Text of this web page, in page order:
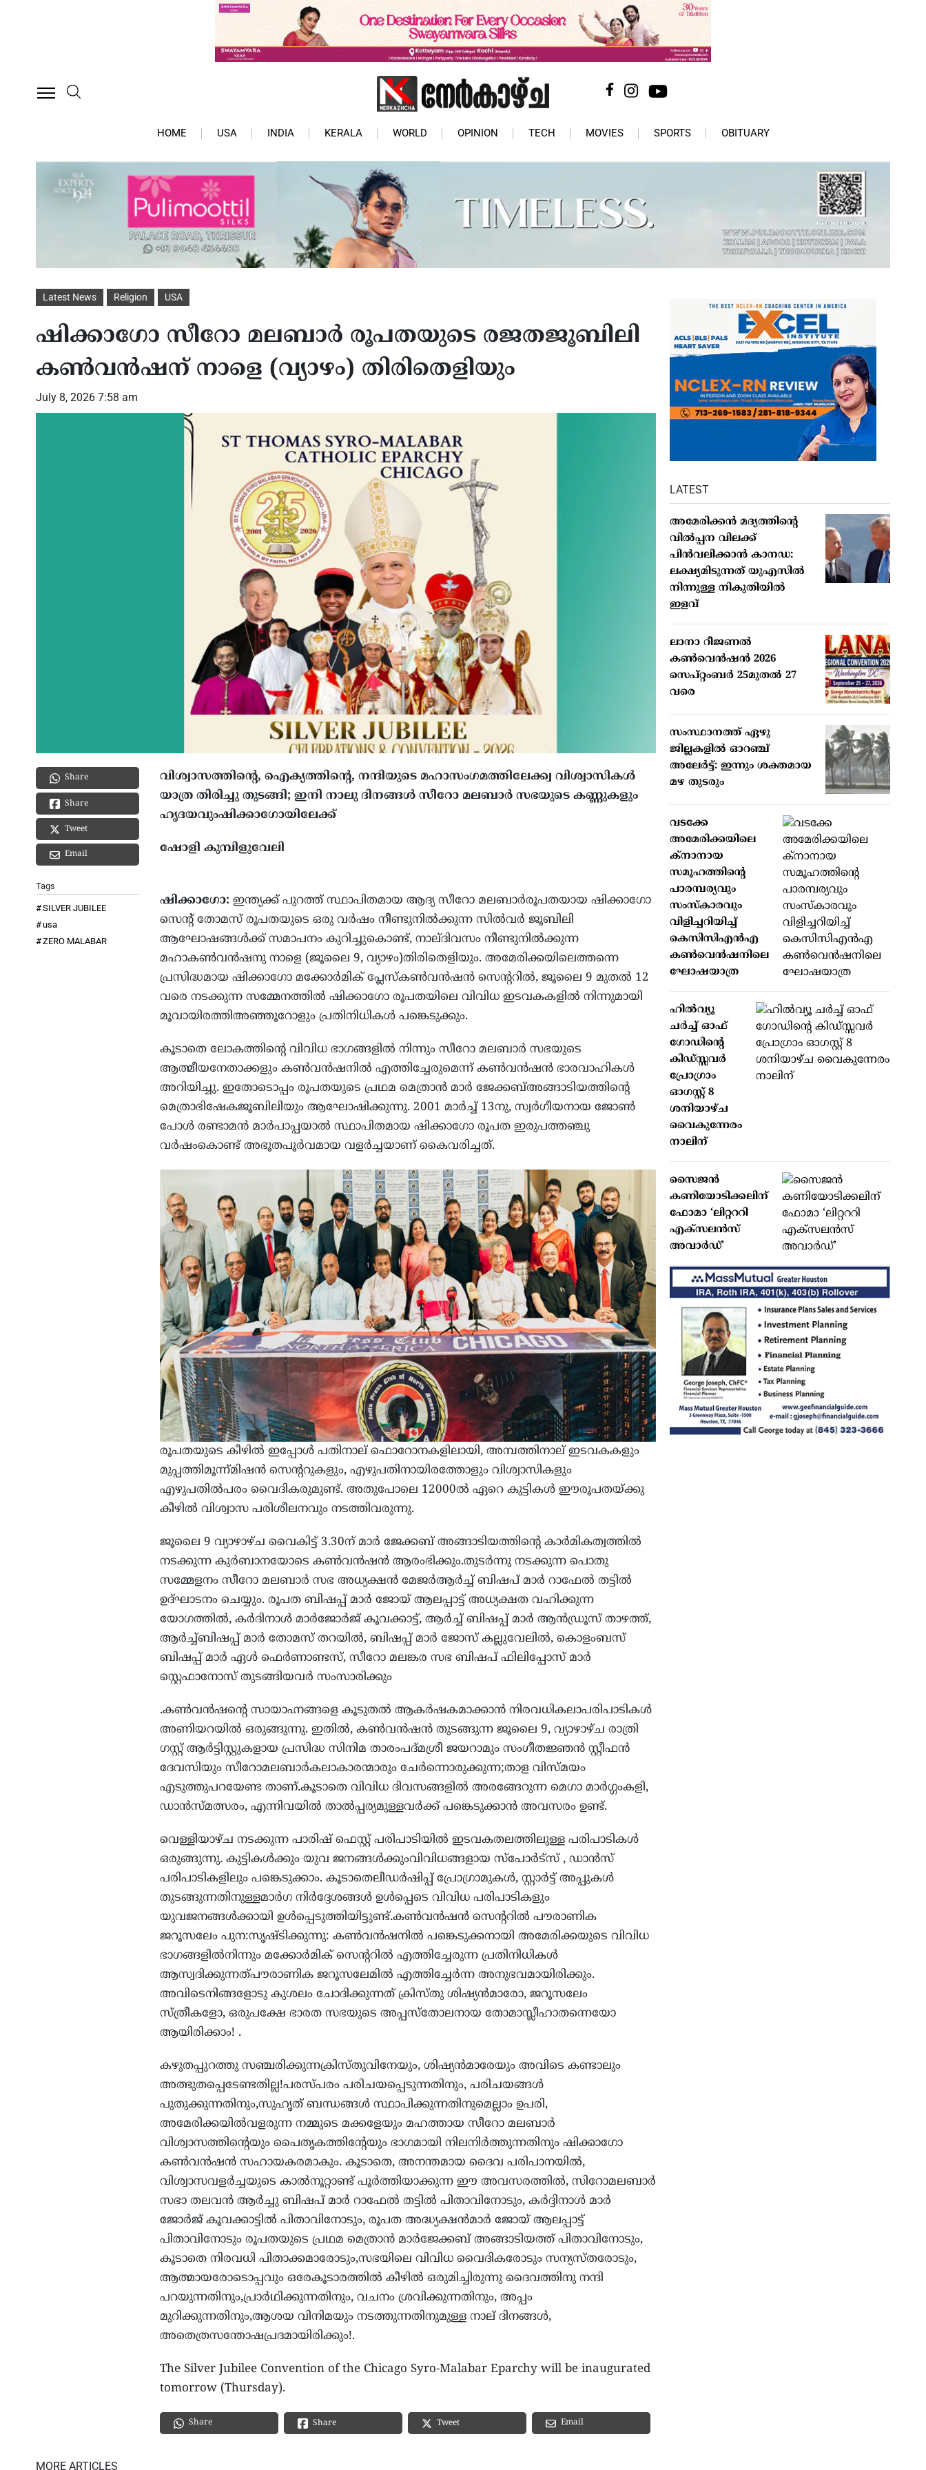
HOME USA INDIA KERALA WORLD OPINION TECH MOVIES SPORTS OBITUARY
Latest News Religion USA
ഷിക്കാഗോ സീറോ മലബാര്‍ രൂപതയുടെ രജതജൂബിലി
കണ്‍വന്‍ഷന് നാളെ (വ്യാഴം) തിരിതെളിയും
July 8, 2026 7:58 am
Share
Share
Tweet
Email
Tags
SILVER JUBILEE
usa
ZERO MALABAR
വിശ്വാസത്തിന്റെ, ഐക്യത്തിന്റെ, നന്ദിയുടെ മഹാസംഗമത്തിലേക്ക്വ വിശ്വാസികള്‍
യാത്ര തിരിച്ചു തുടങ്ങി; ഇനി നാലു ദിനങ്ങള്‍ സീറോ മലബാര്‍ സഭയുടെ കണ്ണുകളും
ഹൃദയവുംഷിക്കാഗോയിലേക്ക്
ഷോളി കുമ്പിളുവേലി
ഷിക്കാഗോ: ഇന്ത്യക്ക് പുറത്ത് സ്ഥാപിതമായ ആദ്യ സീറോ മലബാര്‍രൂപതയായ ഷിക്കാഗോ
സെന്റ് തോമസ് രൂപതയുടെ ഒരു വര്‍ഷം നീണ്ടുനില്‍ക്കുന്ന സില്‍വര്‍ ജൂബിലി
ആഘോഷങ്ങള്‍ക്ക് സമാപനം കുറിച്ചുകൊണ്ട്, നാല്ദിവസം നീണ്ടുനില്‍ക്കുന്ന
മഹാകണ്‍വന്‍ഷനു നാളെ (ജൂലൈ 9, വ്യാഴം)തിരിതെളിയും. അമേരിക്കയിലെത്തന്നെ
പ്രസിദ്ധമായ ഷിക്കാഗോ മക്കോര്‍മിക് പ്ലേസ്‌കണ്‍വന്‍ഷന്‍ സെന്ററില്‍, ജൂലൈ 9 മുതല്‍ 12
വരെ നടക്കുന്ന സമ്മേനത്തില്‍ ഷിക്കാഗോ രൂപതയിലെ വിവിധ ഇടവകകളില്‍ നിന്നുമായി
മൂവായിരത്തിഅഞ്ഞൂറോളും പ്രതിനിധികള്‍ പങ്കെടുക്കും.
കൂടാതെ ലോകത്തിന്റെ വിവിധ ഭാഗങ്ങളില്‍ നിന്നും സീറോ മലബാര്‍ സഭയുടെ
ആത്മീയനേതാക്കളും കണ്‍വന്‍ഷനില്‍ എത്തിച്ചേരുമെന്ന് കണ്‍വന്‍ഷന്‍ ഭാരവാഹികള്‍
അറിയിച്ചു. ഇതോടൊപ്പം രൂപതയുടെ പ്രഥമ മെത്രാന്‍ മാര്‍ ജേക്കബ്അങ്ങാടിയത്തിന്റെ
മെത്രാഭിഷേകജൂബിലിയും ആഘോഷിക്കുന്നു. 2001 മാര്‍ച്ച് 13നു, സ്വര്‍ഗീയനായ ജോണ്‍
പോള്‍ രണ്ടാമന്‍ മാര്‍പാപ്പയാല്‍ സ്ഥാപിതമായ ഷിക്കാഗോ രൂപത ഇരുപത്തഞ്ചു
വര്‍ഷംകൊണ്ട് അഭൂതപൂര്‍വമായ വളര്‍ച്ചയാണ് കൈവരിച്ചത്.
രൂപതയുടെ കീഴില്‍ ഇപ്പോള്‍ പതിനാല് ഫൊറോനകളിലായി, അമ്പത്തിനാല് ഇടവകകളും
മുപ്പത്തിമൂന്ന്മിഷന്‍ സെന്ററുകളും, എഴുപതിനായിരത്തോളും വിശ്വാസികളും
എഴുപതില്‍പരം വൈദികരുമുണ്ട്. അതുപോലെ 12000ല്‍ ഏറെ കുട്ടികള്‍ ഈരൂപതയ്ക്കു
കീഴില്‍ വിശ്വാസ പരിശീലനവും നടത്തിവരുന്നു.
ജൂലൈ 9 വ്യാഴാഴ്ച വൈകിട്ട് 3.30ന് മാര്‍ ജേക്കബ് അങ്ങാടിയത്തിന്റെ കാര്‍മികത്വത്തില്‍
നടക്കുന്ന കുര്‍ബാനയോടെ കണ്‍വന്‍ഷന്‍ ആരംഭിക്കും.തുടര്‍ന്നു നടക്കുന്ന പൊതു
സമ്മേളനം സീറോ മലബാര്‍ സഭ അധ്യക്ഷന്‍ മേജര്‍ആര്‍ച്ച് ബിഷപ് മാര്‍ റാഫേല്‍ തട്ടില്‍
ഉദ്ഘാടനം ചെയ്യും. രൂപത ബിഷപ്പ് മാര്‍ ജോയ് ആലപ്പാട്ട് അധ്യക്ഷത വഹിക്കുന്ന
യോഗത്തില്‍, കര്‍ദിനാള്‍ മാര്‍ജോര്‍ജ് കൂവക്കാട്ട്, ആര്‍ച്ച് ബിഷപ്പ് മാര്‍ ആന്‍ഡ്രൂസ് താഴത്ത്,
ആര്‍ച്ച്ബിഷപ്പ് മാര്‍ തോമസ് തറയില്‍, ബിഷപ്പ് മാര്‍ ജോസ് കല്ലുവേലില്‍, കൊളംബസ്
ബിഷപ്പ് മാര്‍ ഏള്‍ ഫെര്‍ണാണ്ടസ്, സീറോ മലങ്കര സഭ ബിഷപ് ഫിലിപ്പോസ് മാര്‍
സ്റ്റെഫാനോസ് തുടങ്ങിയവര്‍ സംസാരിക്കും
.കണ്‍വന്‍ഷന്റെ സായാഹ്നങ്ങളെ കൂടുതല്‍ ആകര്‍ഷകമാക്കാന്‍ നിരവധികലാപരിപാടികള്‍
അണിയറയില്‍ ഒരുങ്ങുന്നു. ഇതില്‍, കണ്‍വന്‍ഷന്‍ തുടങ്ങുന്ന ജൂലൈ 9, വ്യാഴാഴ്ച രാത്രി
ഗസ്റ്റ് ആര്‍ട്ടിസ്റ്റുകളായ പ്രസിദ്ധ സിനിമ താരംപദ്മശ്രീ ജയറാമും സംഗീതജ്ഞന്‍ സ്റ്റീഫന്‍
ദേവസിയും സീറോമലബാര്‍കലാകാരന്മാരും ചേര്‍ന്നൊരുക്കുന്ന;താള വിസ്മയം
എടുത്തുപറയേണ്ട താണ്.കൂടാതെ വിവിധ ദിവസങ്ങളില്‍ അരങ്ങേറുന്ന മെഗാ മാര്‍ഗ്ഗംകളി,
ഡാന്‍സ്മത്സരം, എന്നിവയില്‍ താല്‍പ്പര്യമുള്ളവര്‍ക്ക് പങ്കെടുക്കാന്‍ അവസരം ഉണ്ട്.
വെള്ളിയാഴ്ച നടക്കുന്ന പാരിഷ് ഫെസ്റ്റ് പരിപാടിയില്‍ ഇടവകതലത്തിലുള്ള പരിപാടികള്‍
ഒരുങ്ങുന്നു. കുട്ടികള്‍ക്കും യുവ ജനങ്ങള്‍ക്കുംവിവിധങ്ങളായ സ്‌പോര്‍ട്‌സ് , ഡാന്‍സ്
പരിപാടികളിലും പങ്കെടുക്കാം. കൂടാതെലീഡര്‍ഷിപ്പ് പ്രോഗ്രാമുകള്‍, സ്റ്റാര്‍ട്ട് അപ്പുകള്‍
തുടങ്ങുന്നതിനുള്ളമാര്‍ഗ നിര്‍ദ്ദേശങ്ങള്‍ ഉള്‍പ്പെടെ വിവിധ പരിപാടികളും
യുവജനങ്ങള്‍ക്കായി ഉള്‍പ്പെടുത്തിയിട്ടുണ്ട്.കണ്‍വന്‍ഷന്‍ സെന്ററില്‍ പൗരാണിക
ജറൂസലേം പുന:സൃഷ്ടിക്കുന്നു: കണ്‍വന്‍ഷനില്‍ പങ്കെടുക്കനായി അമേരിക്കയുടെ വിവിധ
ഭാഗങ്ങളില്‍നിന്നും മക്കോര്‍മിക് സെന്ററില്‍ എത്തിച്ചേരുന്ന പ്രതിനിധികള്‍
ആസ്വദിക്കുന്നത്പൗരാണിക ജറൂസലേമില്‍ എത്തിച്ചേര്‍ന്ന അനുഭവമായിരിക്കും.
അവിടെനിങ്ങളോടു കുശലം ചോദിക്കുന്നത് ക്രിസ്തു ശിഷ്യന്‍മാരോ, ജറൂസലേം
സ്ത്രീകളോ, ഒരുപക്ഷേ ഭാരത സഭയുടെ അപ്പസ്‌തോലനായ തോമാസ്ലീഹാതന്നെയോ
ആയിരിക്കാം! .
കഴുതപ്പുറത്തു സഞ്ചരിക്കുന്നക്രിസ്തുവിനേയും, ശിഷ്യന്‍മാരേയും അവിടെ കണ്ടാലും
അത്ഭുതപ്പെടേണ്ടതില്ല!പരസ്പരം പരിചയപ്പെടുന്നതിനും, പരിചയങ്ങള്‍
പുതുക്കുന്നതിനും,സുഹൃത് ബന്ധങ്ങള്‍ സ്ഥാപിക്കുന്നതിനുമെല്ലാം ഉപരി,
അമേരിക്കയില്‍വളരുന്ന നമ്മുടെ മക്കളേയും മഹത്തായ സീറോ മലബാര്‍
വിശ്വാസത്തിന്റെയും പൈതൃകത്തിന്റേയും ഭാഗമായി നിലനിര്‍ത്തുന്നതിനും ഷിക്കാഗോ
കണ്‍വന്‍ഷന്‍ സഹായകരമാകും. കൂടാതെ, അനന്തമായ ദൈവ പരിപാനയില്‍,
വിശ്വാസവളര്‍ച്ചയുടെ കാല്‍നൂറ്റാണ്ട് പൂര്‍ത്തിയാക്കുന്ന ഈ അവസരത്തില്‍, സിറോമലബാര്‍
സഭാ തലവന്‍ ആര്‍ച്ചു ബിഷപ് മാര്‍ റാഫേല്‍ തട്ടില്‍ പിതാവിനോടും, കര്‍ദ്ദിനാള്‍ മാര്‍
ജോര്‍ജ് കൂവക്കാട്ടില്‍ പിതാവിനോടും, രൂപത അദ്ധ്യക്ഷന്‍മാര്‍ ജോയ് ആലപ്പാട്ട്
പിതാവിനോടും രൂപതയുടെ പ്രഥമ മെത്രാന്‍ മാര്‍ജേക്കബ് അങ്ങാടിയത്ത് പിതാവിനോടും,
കൂടാതെ നിരവധി പിതാക്കമാരോടും,സഭയിലെ വിവിധ വൈദികരോടും സന്യസ്തരോടും,
ആത്മായരോടൊപ്പവും ഒരേകൂടാരത്തില്‍ കീഴില്‍ ഒരുമിച്ചിരുന്നു ദൈവത്തിനു നന്ദി
പറയുന്നതിനും,പ്രാര്‍ഥിക്കുന്നതിനും, വചനം ശ്രവിക്കുന്നതിനും, അപ്പം
മുറിക്കുന്നതിനും,ആശയ വിനിമയും നടത്തുന്നതിനുമുള്ള നാല് ദിനങ്ങള്‍,
അതെത്രസന്തോഷപ്രദമായിരിക്കും!.
The Silver Jubilee Convention of the Chicago Syro-Malabar Eparchy will be inaugurated
tomorrow (Thursday).
Share Share Tweet Email
LATEST
അമേരിക്കന്‍ മദ്യത്തിന്റെ
വില്‍പ്പന വിലക്ക്
പിന്‍വലിക്കാന്‍ കാനഡ:
ലക്ഷ്യമിടുന്നത് യുഎസില്‍
നിന്നുള്ള നികുതിയില്‍
ഇളവ്
ലാനാ റീജണല്‍
കണ്‍വെന്‍ഷന്‍ 2026
സെപ്റ്റംബര്‍ 25മുതല്‍ 27
വരെ
സംസ്ഥാനത്ത് ഏഴു
ജില്ലകളില്‍ ഓറഞ്ച്
അലേര്‍ട്ട്: ഇന്നും ശക്തമായ
മഴ തുടരും
വടക്കേ
അമേരിക്കയിലെ
ക്‌നാനായ
സമൂഹത്തിന്റെ
പാരമ്പര്യവും
സംസ്‌കാരവും
വിളിച്ചറിയിച്ച്
കെസിസിഎന്‍എ
കണ്‍വെന്‍ഷനിലെ
ഘോഷയാത്ര
ഹില്‍വ്യൂ
ചര്‍ച്ച് ഓഫ്
ഗോഡിന്റെ
കിഡ്സ്സവര്‍
പ്രോഗ്രാം
ഓഗസ്റ്റ് 8
ശനിയാഴ്ച
വൈകുന്നേരം
നാലിന്
സൈജന്‍
കണിയോടിക്കലിന്
ഫോമാ ‘ലിറ്റററി
എക്‌സലന്‍സ്
അവാര്‍ഡ്’
MORE ARTICLES